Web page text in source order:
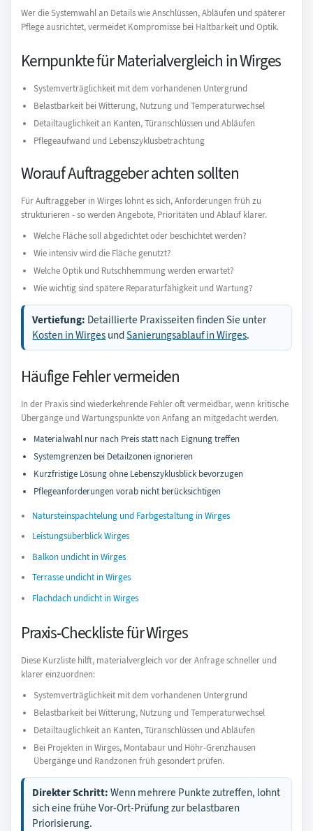
Wer die Systemwahl an Details wie Anschlüssen, Abläufen und späterer
Pflege ausrichtet, vermeidet Kompromisse bei Haltbarkeit und Optik.
Kernpunkte für Materialvergleich in Wirges
Systemverträglichkeit mit dem vorhandenen Untergrund
Belastbarkeit bei Witterung, Nutzung und Temperaturwechsel
Detailtauglichkeit an Kanten, Türanschlüssen und Abläufen
Pflegeaufwand und Lebenszyklusbetrachtung
Worauf Auftraggeber achten sollten
Für Auftraggeber in Wirges lohnt es sich, Anforderungen früh zu
strukturieren - so werden Angebote, Prioritäten und Ablauf klarer.
Welche Fläche soll abgedichtet oder beschichtet werden?
Wie intensiv wird die Fläche genutzt?
Welche Optik und Rutschhemmung werden erwartet?
Wie wichtig sind spätere Reparaturfähigkeit und Wartung?
Vertiefung: Detaillierte Praxisseiten finden Sie unter
Kosten in Wirges undSanierungsablauf in Wirges.
Häufige Fehler vermeiden
In der Praxis sind wiederkehrende Fehler oft vermeidbar, wenn kritische
Übergänge und Wartungspunkte von Anfang an mitgedacht werden.
Materialwahl nur nach Preis statt nach Eignung treffen
Systemgrenzen bei Detailzonen ignorieren
Kurzfristige Lösung ohne Lebenszyklusblick bevorzugen
Pflegeanforderungen vorab nicht berücksichtigen
Natursteinspachtelung und Farbgestaltung in Wirges
Leistungsüberblick Wirges
Balkon undicht in Wirges
Terrasse undicht in Wirges
Flachdach undicht in Wirges
Praxis-Checkliste für Wirges
Diese Kurzliste hilft, materialvergleich vor der Anfrage schneller und
klarer einzuordnen:
Systemverträglichkeit mit dem vorhandenen Untergrund
Belastbarkeit bei Witterung, Nutzung und Temperaturwechsel
Detailtauglichkeit an Kanten, Türanschlüssen und Abläufen
Bei Projekten in Wirges, Montabaur und Höhr-Grenzhausen
Übergänge und Randzonen früh gesondert prüfen.
Direkter Schritt: Wenn mehrere Punkte zutreffen, lohnt
sich eine frühe Vor-Ort-Prüfung zur belastbaren
Priorisierung.